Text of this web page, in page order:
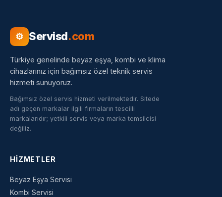
⚙ Servisd.com
Türkiye genelinde beyaz eşya, kombi ve klima
cihazlarınız için bağımsız özel teknik servis
hizmeti sunuyoruz.
Bağımsız özel servis hizmeti verilmektedir. Sitede
adı geçen markalar ilgili firmaların tescilli
markalarıdır; yetkili servis veya marka temsilcisi
değiliz.
HIZMETLER
Beyaz Eşya Servisi
Kombi Servisi